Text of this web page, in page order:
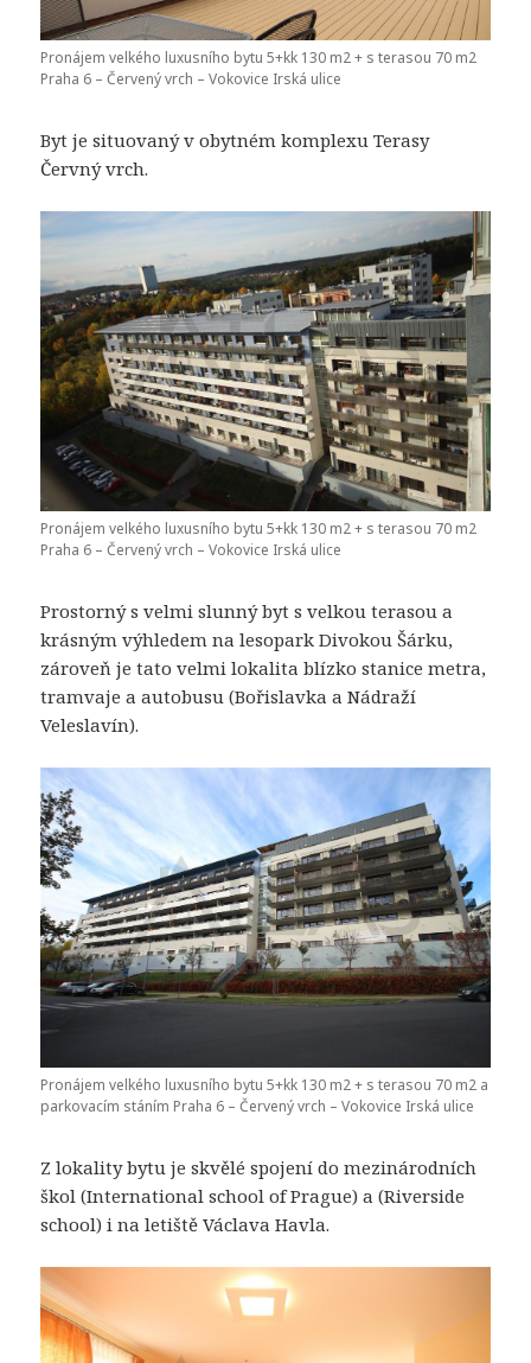
Pronájem velkého luxusního bytu 5+kk 130 m2 + s terasou 70 m2
Praha 6 – Červený vrch – Vokovice Irská ulice
Byt je situovaný v obytném komplexu Terasy
Červný vrch.
Pronájem velkého luxusního bytu 5+kk 130 m2 + s terasou 70 m2
Praha 6 – Červený vrch – Vokovice Irská ulice
Prostorný s velmi slunný byt s velkou terasou a
krásným výhledem na lesopark Divokou Šárku,
zároveň je tato velmi lokalita blízko stanice metra,
tramvaje a autobusu (Bořislavka a Nádraží
Veleslavín).
Pronájem velkého luxusního bytu 5+kk 130 m2 + s terasou 70 m2 a
parkovacím stáním Praha 6 – Červený vrch – Vokovice Irská ulice
Z lokality bytu je skvělé spojení do mezinárodních
škol (International school of Prague) a (Riverside
school) i na letiště Václava Havla.